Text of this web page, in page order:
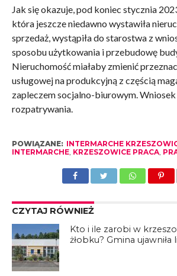
Jak się okazuje, pod koniec stycznia
która jeszcze niedawno wystawiła
sprzedaż, wystąpiła do starostwa z
sposobu użytkowania i przebudowę
Nieruchomość miałaby zmienić
usługowej na produkcyjną z częścią
zapleczem socjalno-biurowym.
rozpatrywania.
POWIĄZANE: INTERMARCHE
INTERMARCHE, KRZESZOWICE PRACA,
CZYTAJ RÓWNIEŻ
Kto i ile zarobi w
żłobku? Gmina ujawniła